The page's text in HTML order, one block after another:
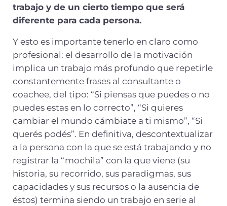
trabajo y de un cierto tiempo que será
diferente para cada persona.
Y esto es importante tenerlo en claro como
profesional: el desarrollo de la motivación
implica un trabajo más profundo que repetirle
constantemente frases al consultante o
coachee, del tipo: “Si piensas que puedes o no
puedes estas en lo correcto”, “Si quieres
cambiar el mundo cámbiate a ti mismo”, “Si
querés podés”. En definitiva, descontextualizar
a la persona con la que se está trabajando y no
registrar la “mochila” con la que viene (su
historia, su recorrido, sus paradigmas, sus
capacidades y sus recursos o la ausencia de
éstos) termina siendo un trabajo en serie al